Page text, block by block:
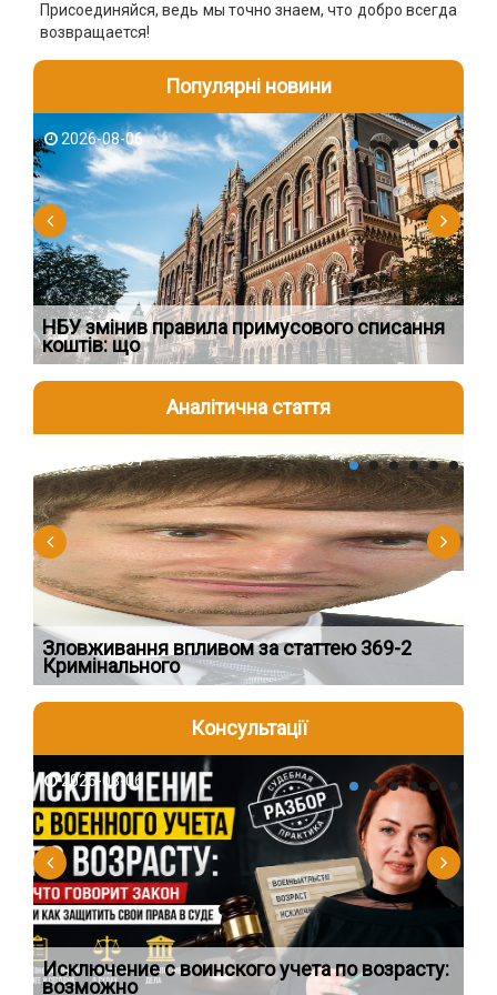
Присоединяйся, ведь мы точно знаем, что добро всегда
возвращается!
Популярні новини
2026-08-06
НБУ змінив правила примусового списання
коштів: що
Аналітична стаття
2026-08-04
Зловживання впливом за статтею 369-2
Кримінального
Консультації
2026-08-06
Исключение с воинского учета по возрасту:
возможно